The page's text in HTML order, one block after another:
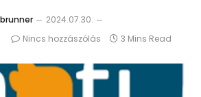
2024.07.30.
Nincs hozzászólás 3 Mins Read